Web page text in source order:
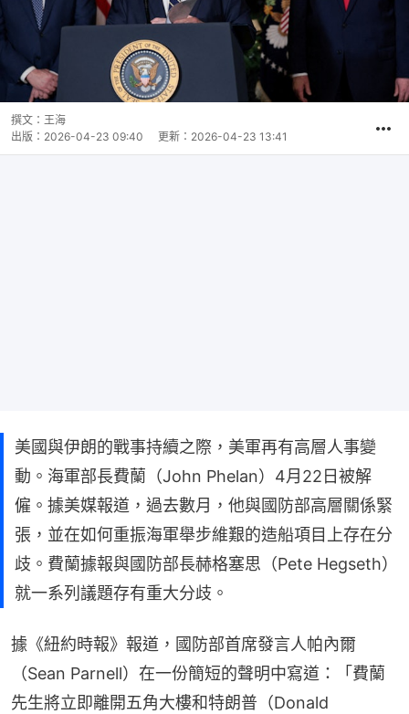
撰文： 王海
出版： 2026-04-23 09:40 更新： 2026-04-23 13:41
美國與伊朗的戰事持續之際，美軍再有高層人事變
動。海軍部長費蘭（John Phelan）4月22日被解
僱。據美媒報道，過去數月，他與國防部高層關係緊
張，並在如何重振海軍舉步維艱的造船項目上存在分
歧。費蘭據報與國防部長赫格塞思（Pete Hegseth）
就一系列議題存有重大分歧。
據《紐約時報》報道，國防部首席發言人帕內爾
（Sean Parnell）在一份簡短的聲明中寫道：「費蘭
先生將立即離開五角大樓和特朗普（Donald